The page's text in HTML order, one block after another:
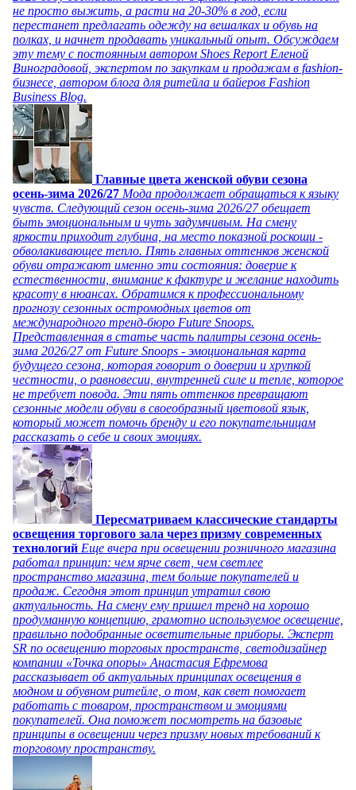
не просто выжить, а расти на 20-30% в год, если
перестанет предлагать одежду на вешалках и обувь на
полках, и начнет продавать уникальный опыт. Обсуждаем
эту тему с постоянным автором Shoes Report Еленой
Виноградовой, экспертом по закупкам и продажам в fashion-
бизнесе, автором блога для ритейла и байеров Fashion
Business Blog.
Главные цвета женской обуви сезона
осень-зима 2026/27 Мода продолжает обращаться к языку
чувств. Следующий сезон осень-зима 2026/27 обещает
быть эмоциональным и чуть задумчивым. На смену
яркости приходит глубина, на место показной роскоши -
обволакивающее тепло. Пять главных оттенков женской
обуви отражают именно эти состояния: доверие к
естественности, внимание к фактуре и желание находить
красоту в нюансах. Обратимся к профессиональному
прогнозу сезонных остромодных цветов от
международного тренд-бюро Future Snoops.
Представленная в статье часть палитры сезона осень-
зима 2026/27 от Future Snoops - эмоциональная карта
будущего сезона, которая говорит о доверии и хрупкой
честности, о равновесии, внутренней силе и тепле, которое
не требует повода. Эти пять оттенков превращают
сезонные модели обуви в своеобразный цветовой язык,
который может помочь бренду и его покупательницам
рассказать о себе и своих эмоциях.
Пересматриваем классические стандарты
освещения торгового зала через призму современных
технологий Еще вчера при освещении розничного магазина
работал принцип: чем ярче свет, чем светлее
пространство магазина, тем больше покупателей и
продаж. Сегодня этот принцип утратил свою
актуальность. На смену ему пришел тренд на хорошо
продуманную концепцию, грамотно используемое освещение,
правильно подобранные осветительные приборы. Эксперт
SR по освещению торговых пространств, светодизайнер
компании «Точка опоры» Анастасия Ефремова
рассказывает об актуальных принципах освещения в
модном и обувном ритейле, о том, как свет помогает
работать с товаром, пространством и эмоциями
покупателей. Она поможет посмотреть на базовые
принципы в освещении через призму новых требований к
торговому пространству.